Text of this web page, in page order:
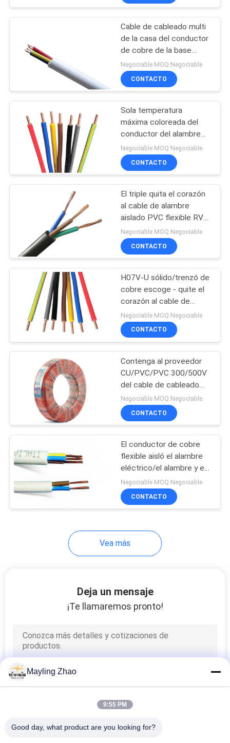
SOLICITAR
UNA
COTIZACIÓN
NEWS
POLÍTICA
PRIVACIDAD
Cable de cableado multi
de la casa del conductor
de cobre de la base
300V/500V de BVV
Negociable MOQ:Negociable
CONTACTO
Sola temperatura
máxima coloreada del
conductor del alambre
70℃ del aislamiento del
PVC del cable de
alambre
Negociable MOQ:Negociable
CONTACTO
El triple quita el corazón
al cable de alambre
aislado PVC flexible RVV
1.5mm2 2.5mm2 4mm2
Negociable MOQ:Negociable
CONTACTO
H07V-U sólido/trenzó de
cobre escoge - quite el
corazón al cable de
cableado de la casa
Negociable MOQ:Negociable
CONTACTO
Contenga al proveedor
CU/PVC/PVC 300/500V
del cable de cableado
usado en el edificio y la
construcción.
Negociable MOQ:Negociable
CONTACTO
El conductor de cobre
flexible aisló el alambre
eléctrico/el alambre y el
cable electrónicos
Negociable MOQ:Negociable
CONTACTO
Vea más
Deja un mensaje
¡Te llamaremos pronto!
Mayling Zhao
9:55 PM
Good day, what product are you looking for?